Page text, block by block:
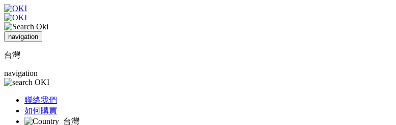
navigation
台灣
navigation
聯絡我們
如何購買
台灣